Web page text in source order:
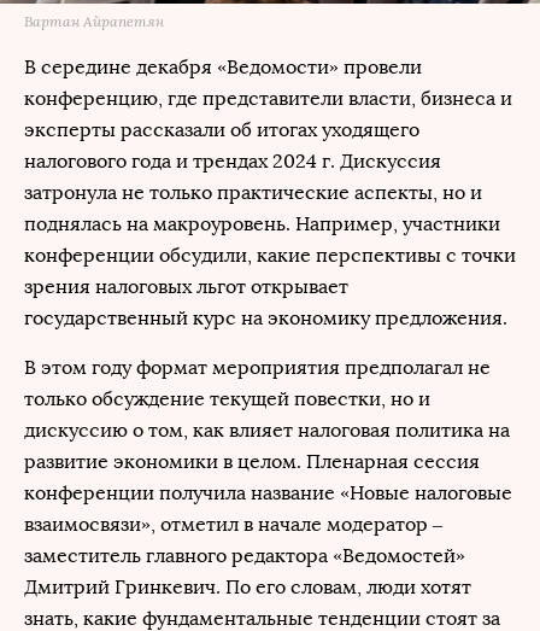
Вартан Айрапетян
В середине декабря «Ведомости» провели
конференцию, где представители власти, бизнеса и
эксперты рассказали об итогах уходящего
налогового года и трендах 2024 г. Дискуссия
затронула не только практические аспекты, но и
поднялась на макроуровень. Например, участники
конференции обсудили, какие перспективы с точки
зрения налоговых льгот открывает
государственный курс на экономику предложения.
В этом году формат мероприятия предполагал не
только обсуждение текущей повестки, но и
дискуссию о том, как влияет налоговая политика на
развитие экономики в целом. Пленарная сессия
конференции получила название «Новые налоговые
взаимосвязи», отметил в начале модератор –
заместитель главного редактора «Ведомостей»
Дмитрий Гринкевич. По его словам, люди хотят
знать, какие фундаментальные тенденции стоят за